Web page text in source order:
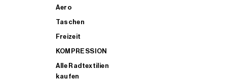
Aero
Taschen
Freizeit
KOMPRESSION
Alle Radtextilien
kaufen